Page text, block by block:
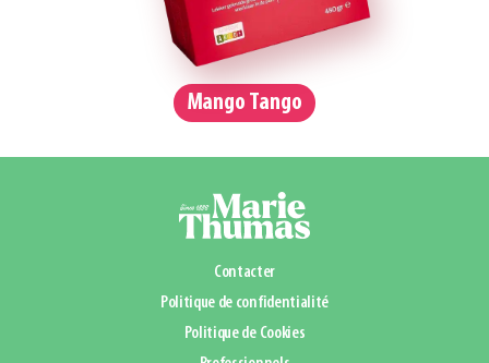
Mango Tango
Contacter
Politique de confidentialité
Politique de Cookies